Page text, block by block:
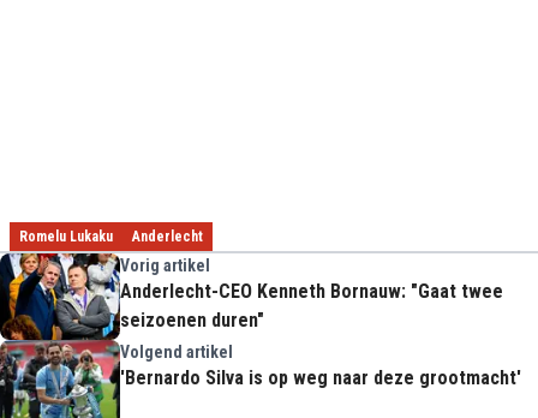
Romelu Lukaku Anderlecht
Vorig artikel
Anderlecht-CEO Kenneth Bornauw: "Gaat twee
seizoenen duren"
Volgend artikel
'Bernardo Silva is op weg naar deze grootmacht'